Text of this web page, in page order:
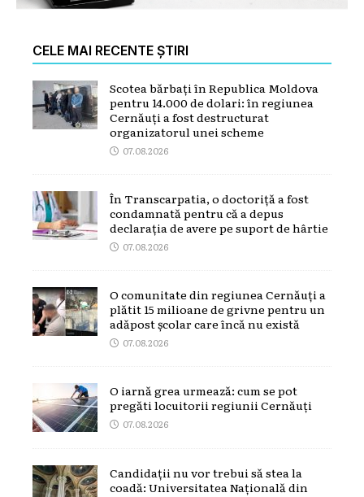
CELE MAI RECENTE ȘTIRI
Scotea bărbați în Republica Moldova
pentru 14.000 de dolari: în regiunea
Cernăuți a fost destructurat
organizatorul unei scheme
07.08.2026
În Transcarpatia, o doctoriță a fost
condamnată pentru că a depus
declarația de avere pe suport de hârtie
07.08.2026
O comunitate din regiunea Cernăuți a
plătit 15 milioane de grivne pentru un
adăpost școlar care încă nu există
07.08.2026
O iarnă grea urmează: cum se pot
pregăti locuitorii regiunii Cernăuți
07.08.2026
Candidații nu vor trebui să stea la
coadă: Universitatea Națională din